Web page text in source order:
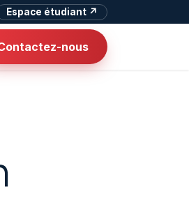
Espace étudiant ↗
nous